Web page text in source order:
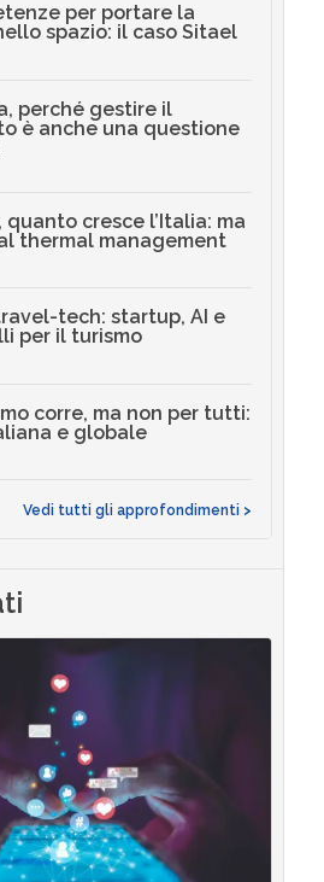
per portare la
spazio: il caso Sitael
perché gestire il
è anche una questione
cresce l’Italia: ma
thermal management
tech: startup, AI e
per il turismo
corre, ma non per tutti:
e globale
Vedi tutti gli approfondimenti >